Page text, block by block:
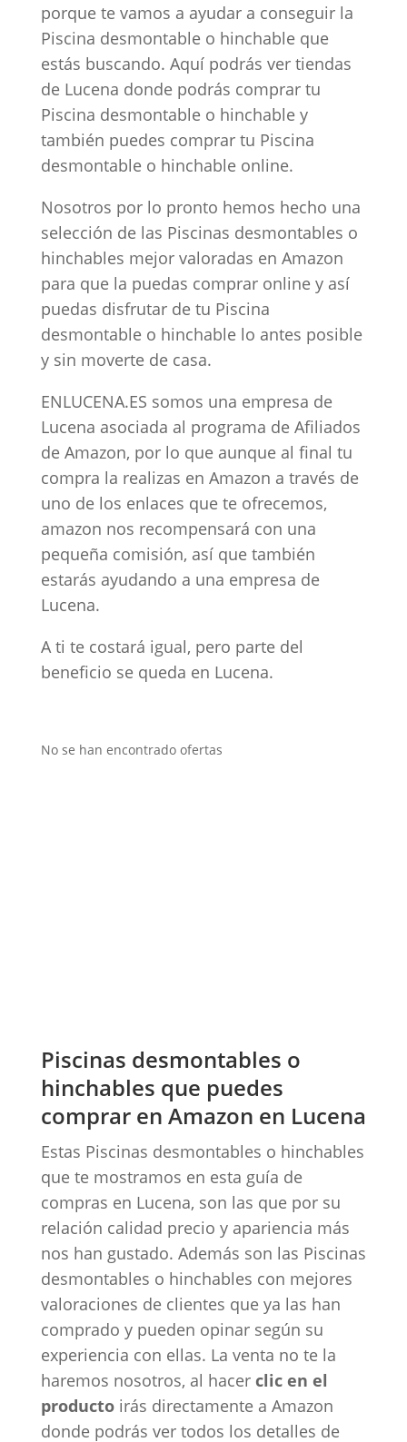
porque te vamos a ayudar a conseguir la
Piscina desmontable o hinchable que
estás buscando. Aquí podrás ver tiendas
de Lucena donde podrás comprar tu
Piscina desmontable o hinchable y
también puedes comprar tu Piscina
desmontable o hinchable online.
Nosotros por lo pronto hemos hecho una
selección de las Piscinas desmontables o
hinchables mejor valoradas en Amazon
para que la puedas comprar online y así
puedas disfrutar de tu Piscina
desmontable o hinchable lo antes posible
y sin moverte de casa.
ENLUCENA.ES somos una empresa de
Lucena asociada al programa de Afiliados
de Amazon, por lo que aunque al final tu
compra la realizas en Amazon a través de
uno de los enlaces que te ofrecemos,
amazon nos recompensará con una
pequeña comisión, así que también
estarás ayudando a una empresa de
Lucena.
A ti te costará igual, pero parte del
beneficio se queda en Lucena.
No se han encontrado ofertas
Piscinas desmontables o
hinchables que puedes
comprar en Amazon en Lucena
Estas Piscinas desmontables o hinchables
que te mostramos en esta guía de
compras en Lucena, son las que por su
relación calidad precio y apariencia más
nos han gustado. Además son las Piscinas
desmontables o hinchables con mejores
valoraciones de clientes que ya las han
comprado y pueden opinar según su
experiencia con ellas. La venta no te la
haremos nosotros, al hacer clic en el
productoirás directamente a Amazon
donde podrás ver todos los detalles de